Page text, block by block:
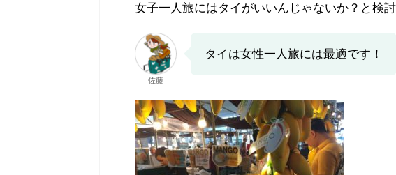
女子一人旅にはタイがいいんじゃないか？と検
佐藤
タイは女性一人旅には最適です！
2022/6/1
れ旅行》ホテルニューアワジプラザの
旅行・赤ちゃん連れ旅行にとってもおす
、「洗い場付きのお風呂」「靴を脱いで
和洋室」のワンランク上のお部屋！ 「ホ
ューアワジプラザ淡路島」 住所：〒
兵庫県南あわじ市阿万吹上町１４３
詳細と空室状況を【ホテルズドットコム】で
検索 今回は、子連れではなく「女子２人でリフ
レッシュ旅行」へ★ 大人の贅沢を堪能できる、
最高級温泉ホテルに宿泊してきました！ お部屋
は、バリアフリーで「段差が無い！」 さまざま